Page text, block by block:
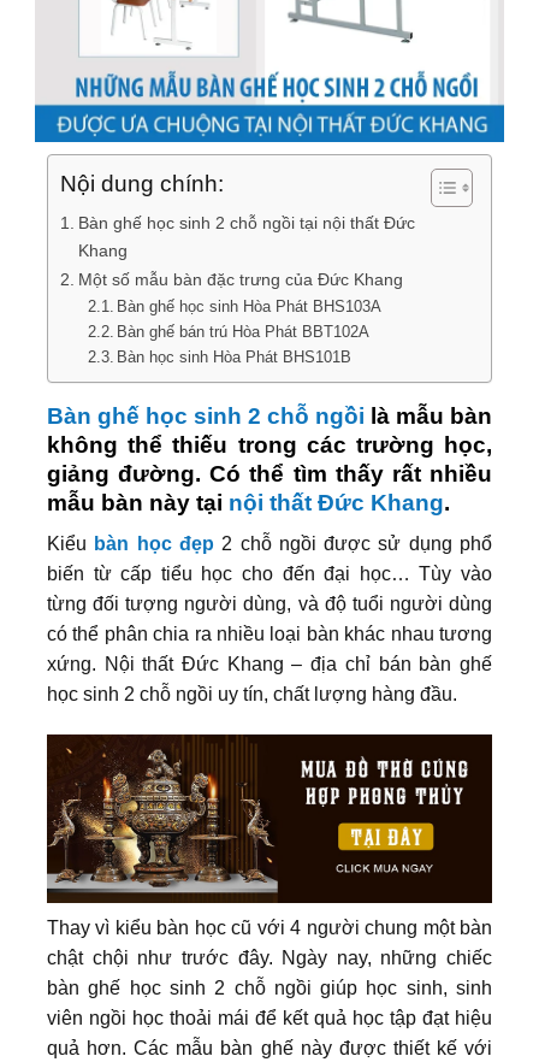
Nội dung chính:
Bàn ghế học sinh 2 chỗ ngồi tại nội thất Đức
Khang
Một số mẫu bàn đặc trưng của Đức Khang
Bàn ghế học sinh Hòa Phát BHS103A
Bàn ghế bán trú Hòa Phát BBT102A
Bàn học sinh Hòa Phát BHS101B
Bàn ghế học sinh 2 chỗ ngồi là mẫu bàn
không thể thiếu trong các trường học,
giảng đường. Có thể tìm thấy rất nhiều
mẫu bàn này tại nội thất Đức Khang.
Kiểu bàn học đẹp 2 chỗ ngồi được sử dụng phổ
biến từ cấp tiểu học cho đến đại học… Tùy vào
từng đối tượng người dùng, và độ tuổi người dùng
có thể phân chia ra nhiều loại bàn khác nhau tương
xứng. Nội thất Đức Khang – địa chỉ bán bàn ghế
học sinh 2 chỗ ngồi uy tín, chất lượng hàng đầu.
Thay vì kiểu bàn học cũ với 4 người chung một bàn
chật chội như trước đây. Ngày nay, những chiếc
bàn ghế học sinh 2 chỗ ngồi giúp học sinh, sinh
viên ngồi học thoải mái để kết quả học tập đạt hiệu
quả hơn. Các mẫu bàn ghế này được thiết kế với